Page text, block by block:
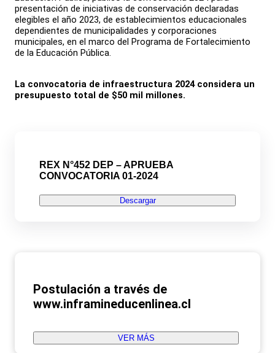
presentación de iniciativas de conservación declaradas
elegibles el año 2023, de establecimientos educacionales
dependientes de municipalidades y corporaciones
municipales, en el marco del Programa de Fortalecimiento
de la Educación Pública.
La convocatoria de infraestructura 2024 considera un
presupuesto total de $50 mil millones.
REX N°452 DEP – APRUEBA
CONVOCATORIA 01-2024
Descargar
Postulación a través de
www.inframineducenlinea.cl
VER MÁS